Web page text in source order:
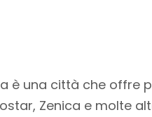
è una città che offre
Zenica e molte